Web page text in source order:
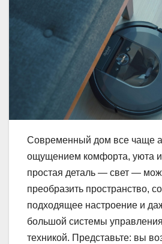
Современный дом все чаще
ощущением комфорта, уюта
простая деталь — свет —
преобразить пространство,
подходящее настроение и
большой системы
техникой. Представьте: вы